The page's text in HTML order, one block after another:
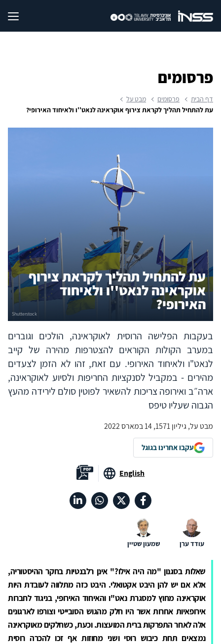
פרסומים
דף הבית פרסומים
מבט על
עת להתחיל תהליך לקראת צירוף אוקראינה לנאט''ו ולאיחוד האירופי?
עת להתחיל תהליך לקראת צירוף
אוקראינה לנאט''ו ולאיחוד
האירופי?
בעקבות הפלישה הרוסית לאוקראינה, הולכים וגוברים
במערב הקולות הקוראים להצטרפות מהירה של קייב
לנאט"ו ולאיחוד האירופי. עם זאת, זהו לא הזמן לצעדים
מהירים - במקביל לסנקציות החריפות ולסיוע לאוקראינה,
ארה״ב ואירופה צריכות להשאיר לפוטין סולם לירידה מהעץ
הגבוה שעליו טיפס
מבט על, גיליון 1571, 14 במארס 2022
עקבו אחרינו בגוגל
English
עודד ערן שמעון שטיין
שאלות בסגנון "מה היה אילו?" אינן רלבנטיות בחקר ההיסטוריה,
אלא אם יש להן היבט אקטואלי. היבט כזה מתלווה לעובדת היות
אוקראינה מחוץ למסגרת נאט"ו והאיחוד האירופי, בניגוד לחברות
אירופאיות אחרות אשר היו חלק מהגוש הסובייטי וצורפו לארגונים
אלה לאחר התפרקות ברית המועצות. וכעת, כשחלקים מאוקראינה
נמצאים תחת כיבוש רוסי ושני מחוזות אף זכו להכרה רוסית